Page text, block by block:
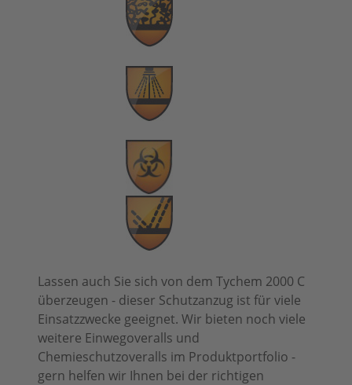
Lassen auch Sie sich von dem Tychem 2000 C
überzeugen - dieser Schutzanzug ist für viele
Einsatzzwecke geeignet. Wir bieten noch viele
weitere Einwegoveralls und
Chemieschutzoveralls im Produktportfolio -
gern helfen wir Ihnen bei der richtigen